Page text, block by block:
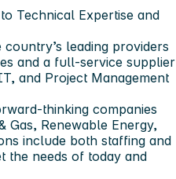
Technical Expertise and
leading providers
and a full-service supplier
and Project Management
thinking companies
Gas, Renewable Energy,
include both staffing and
the needs of today and